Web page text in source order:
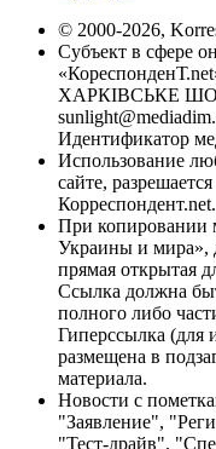
© 2000-2026,
Субъект в сфере
ХАРКІВСЬКЕ
Идентификатор
Использование
сайте,
Корреспондент.net.
При копировании
Украины и мира»,
прямая открытая
Ссылка должна
полного либо
Гиперссылка (для
размещена в
материала.
Новости с
"Заявление",
"Тест-драйв",